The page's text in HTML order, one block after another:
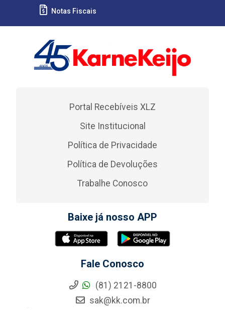
Notas Fiscais
Portal Recebíveis XLZ
Site Institucional
Política de Privacidade
Política de Devoluções
Trabalhe Conosco
Baixe já nosso APP
Fale Conosco
(81) 2121-8800
sak@kk.com.br